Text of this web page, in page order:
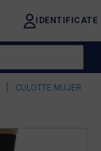
IDENTIFICATE
|
CULOTTE MUJER